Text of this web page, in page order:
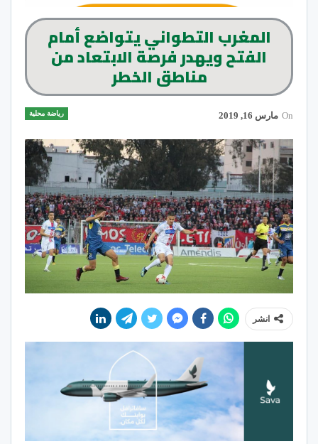
المغرب التطواني يتواضع أمام
الفتح ويهدر فرصة الابتعاد من
مناطق الخطر
رياضة محلية On مارس 16, 2019
انشر